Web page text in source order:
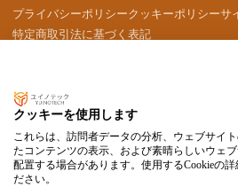
プライバシーポリシークッキーポリシーサ
特定商取引法に基づく表記
クッキーを使用します
これらは、訪問者データの分析、ウェブサイ
たコンテンツの表示、および素晴らしいウェ
配置する場合があります。使用するCookieの
ださい。